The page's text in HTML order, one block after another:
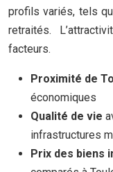
profils variés, tels
retraités.
facteurs.
Proximité de
économiques
Qualité de vie
infrastructures
Prix des biens